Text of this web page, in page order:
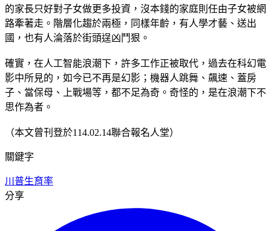
的家長只好對子女做更多投資，沒本錢的家庭則任由子女被網
路牽著走。階層化趨於兩極，同樣年齡，有人學才藝、送出
國，也有人淪落於街頭逞凶鬥狠。
確實，在人工智能浪潮下，許多工作正被取代，過去在科幻電
影中所見的，如今已不再是幻影；機器人跳舞、飆速、蓋房
子、當保母、上戰場等，都不足為奇。奇怪的，是在浪潮下不
思作為者。
（本文曾刊登於114.02.14聯合報名人堂）
關鍵字
川普生育率
分享